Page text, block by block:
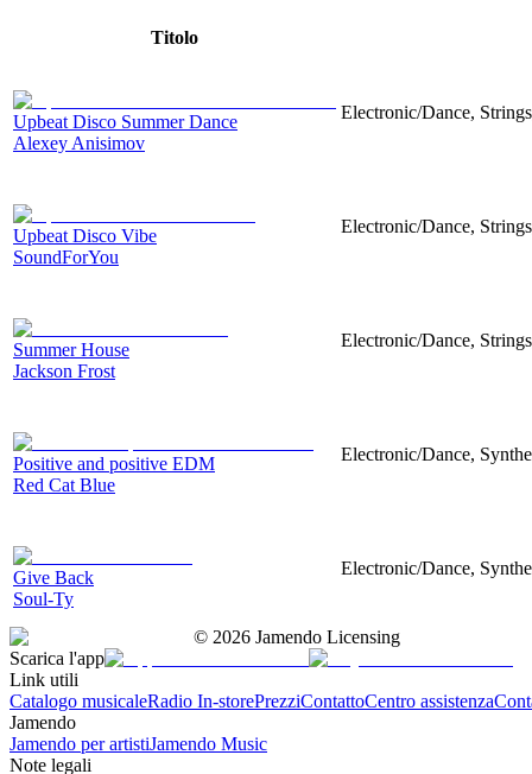
Titolo
Upbeat Disco Summer Dance
Alexey Anisimov
Electronic/Dance,
Upbeat Disco Vibe
SoundForYou
Electronic/Dance,
Summer House
Jackson Frost
Electronic/Dance,
Positive and positive EDM
Red Cat Blue
Electronic/Dance,
Give Back
Soul-Ty
Electronic/Dance,
© 2026 Jamendo Licensing
Scarica l'app
Link utili
Catalogo musicaleRadio In-storePrezziContattoCentro assistenza
Jamendo
Jamendo per artistiJamendo Music
Note legali